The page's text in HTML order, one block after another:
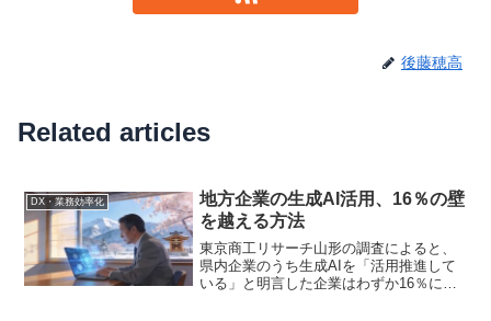
後藤穂高
Related articles
DX・業務効率化
地方企業の生成AI活用、16％の壁
を越える方法
東京商工リサーチ山形の調査によると、
県内企業のうち生成AIを「活用推進して
いる」と明言した企業はわずか16％にと